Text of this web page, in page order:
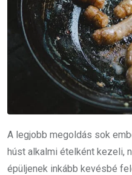
A legjobb megoldás sok
húst alkalmi ételként kezeli,
épüljenek inkább kevésbé